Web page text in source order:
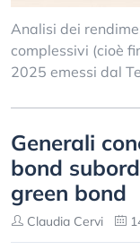
Analisi dei
complessivi (cioè
2025 emessi dal
Generali
bond
green bond
Claudia Cervi